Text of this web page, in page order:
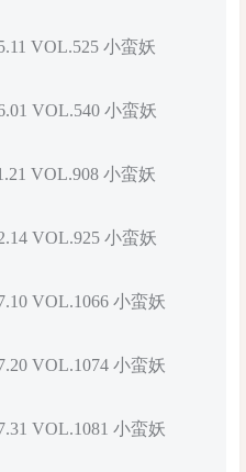
VOL.525 小蛮妖
VOL.540 小蛮妖
VOL.908 小蛮妖
VOL.925 小蛮妖
VOL.1066 小蛮妖
VOL.1074 小蛮妖
VOL.1081 小蛮妖